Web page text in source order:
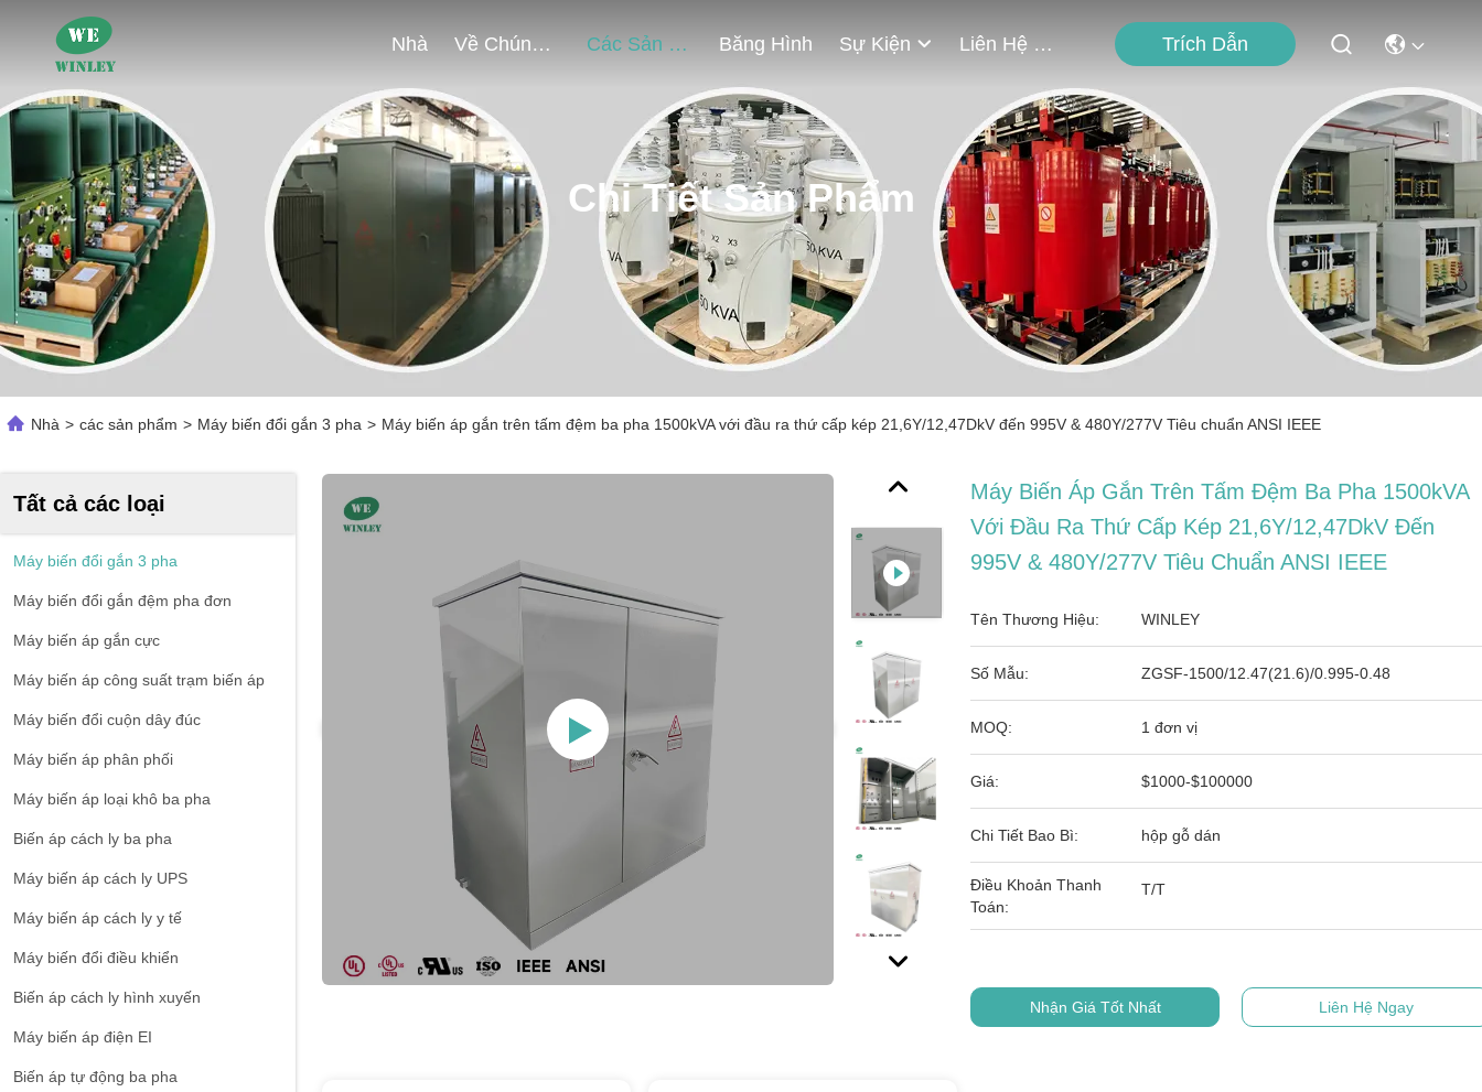
Nhà Về Chúng Tôi Các Sản Phẩm Băng Hình Sự Kiện Liên Hệ Với Chúng Tôi Trích Dẫn
Chi Tiết Sản Phẩm
Nhà > các sản phẩm > Máy biến đổi gắn 3 pha > Máy biến áp gắn trên tấm đệm ba pha 1500kVA với đầu ra thứ cấp kép 21,6Y/12,47DkV đến 995V & 480Y/277V Tiêu chuẩn ANSI IEEE
Tất cả các loại
Máy biến đổi gắn 3 pha
Máy biến đổi gắn đệm pha đơn
Máy biến áp gắn cực
Máy biến áp công suất trạm biến áp
Máy biến đổi cuộn dây đúc
Máy biến áp phân phối
Máy biến áp loại khô ba pha
Biến áp cách ly ba pha
Máy biến áp cách ly UPS
Máy biến áp cách ly y tế
Máy biến đổi điều khiển
Biến áp cách ly hình xuyến
Máy biến áp điện EI
Biến áp tự động ba pha
Máy Biến Áp Gắn Trên Tấm Đệm Ba Pha 1500kVA
Với Đầu Ra Thứ Cấp Kép 21,6Y/12,47DkV Đến
995V & 480Y/277V Tiêu Chuẩn ANSI IEEE
Tên Thương Hiệu: WINLEY
Số Mẫu: ZGSF-1500/12.47(21.6)/0.995-0.48
MOQ: 1 đơn vị
Giá: $1000-$100000
Chi Tiết Bao Bì: hộp gỗ dán
Điều Khoản Thanh
Toán:
T/T
Nhận Giá Tốt Nhất Liên Hệ Ngay